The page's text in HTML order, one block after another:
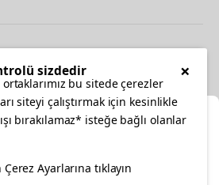
pinterestyoutube
×
sizdedir
bu sitede çerezler
siteyi çalıştırmak için kesinlikle
bırakılamaz* isteğe bağlı olanlar
Ayarlarına tıklayın